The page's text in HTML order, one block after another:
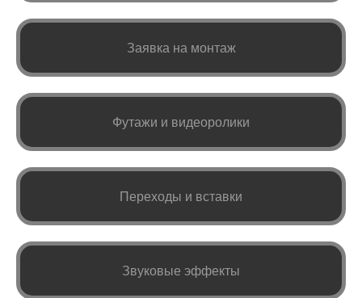
Заявка на монтаж
Футажи и видеоролики
Переходы и вставки
Звуковые эффекты